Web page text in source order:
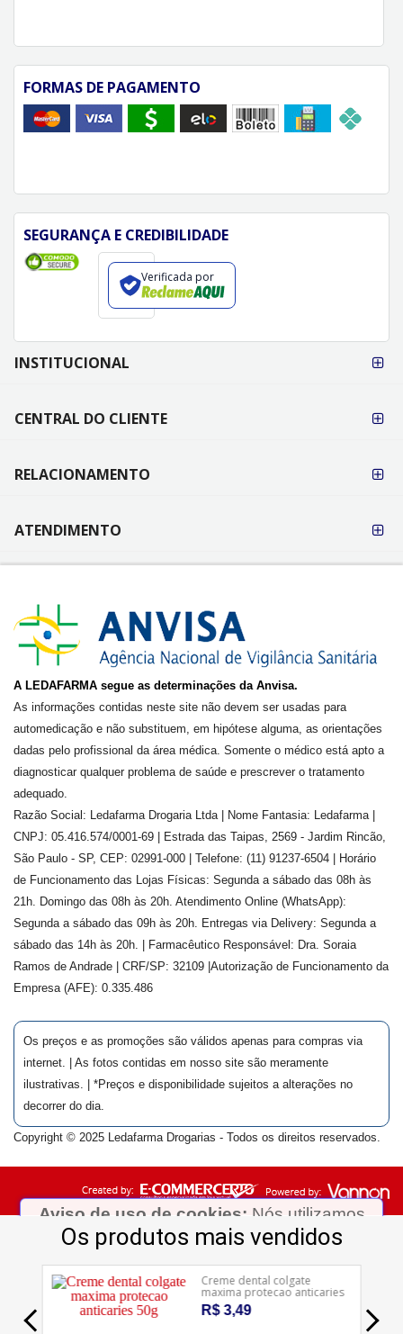
Ledafarma
FORMAS DE PAGAMENTO
SEGURANÇA E CREDIBILIDADE
Verificada por
FORMAS DE
PAGAMENTO
INSTITUCIONAL
CENTRAL DO CLIENTE
RELACIONAMENTO
ATENDIMENTO
A LEDAFARMA segue as determinações da Anvisa.
As informações contidas neste site não devem ser usadas para
automedicação e não substituem, em hipótese alguma, as orientações
dadas pelo profissional da área médica. Somente o médico está apto a
diagnosticar qualquer problema de saúde e prescrever o tratamento
adequado.
Razão Social: Ledafarma Drogaria Ltda | Nome Fantasia: Ledafarma |
CNPJ: 05.416.574/0001-69 | Estrada das Taipas, 2569 - Jardim Rincão,
São Paulo - SP, CEP: 02991-000 | Telefone: (11) 91237-6504 | Horário
de Funcionamento das Lojas Físicas: Segunda a sábado das 08h às
21h. Domingo das 08h às 20h. Atendimento Online (WhatsApp):
Segunda a sábado das 09h às 20h. Entregas via Delivery: Segunda a
sábado das 14h às 20h. | Farmacêutico Responsável: Dra. Soraia
Ramos de Andrade
| CRF/SP: 32109 |Autorização de Funcionamento da
Empresa (AFE): 0.335.486
Os preços e as promoções são válidos apenas para compras via
internet. | As fotos contidas em nosso site são meramente
ilustrativas. | *Preços e disponibilidade sujeitos a alterações no
decorrer do dia.
Copyright © 2025 Ledafarma Drogarias - Todos os direitos reservados.
Aviso de uso de cookies: Nós utilizamos
cookies para possibilitar e aprimorar sua
nossas páginas você concorda com a coleta
e uso desses cookies. Para saber mais,
visite nossapolítica de privacidade